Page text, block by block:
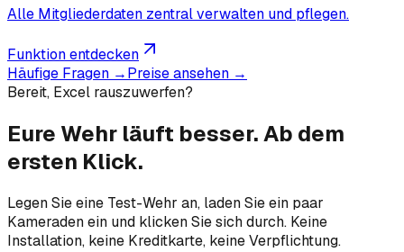
Alle Mitgliederdaten zentral verwalten und pflegen.
Funktion entdecken
Häufige Fragen →Preise ansehen →
Bereit, Excel rauszuwerfen?
Eure Wehr läuft besser.Ab dem
ersten Klick.
Legen Sie eine Test-Wehr an, laden Sie ein paar
Kameraden ein und klicken Sie sich durch. Keine
Installation, keine Kreditkarte, keine Verpflichtung.